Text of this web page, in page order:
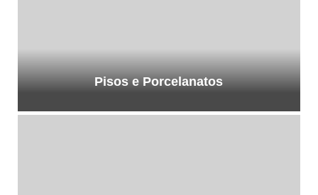
Pisos e Porcelanatos